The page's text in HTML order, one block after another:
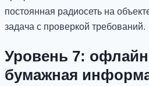
постоянная радиосеть на
задача с проверкой требований.
Уровень 7:
бумажная